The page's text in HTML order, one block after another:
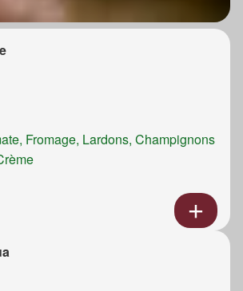
Fromage, Lardons, Champignons